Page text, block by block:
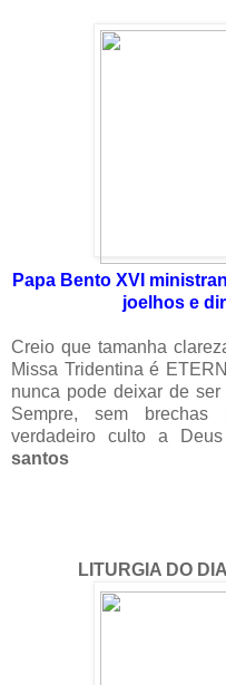
Papa Bento XVI
joelhos e
Creio que tamanha
Missa Tridentina é
nunca pode deixar de
Sempre, sem
verdadeiro culto a
santos
LITURGIA DO